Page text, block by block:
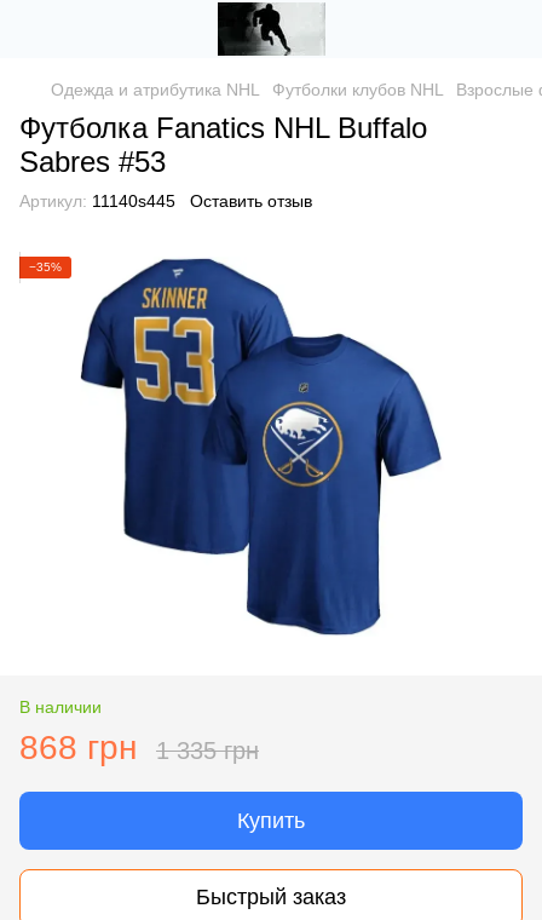
Одежда и атрибутика NHL Футболки клубов NHL Взрослые
Футболка Fanatics NHL Buffalo
Sabres #53
Артикул: 11140s445 Оставить отзыв
−35%
В наличии
868 грн 1 335 грн
Купить
Быстрый заказ